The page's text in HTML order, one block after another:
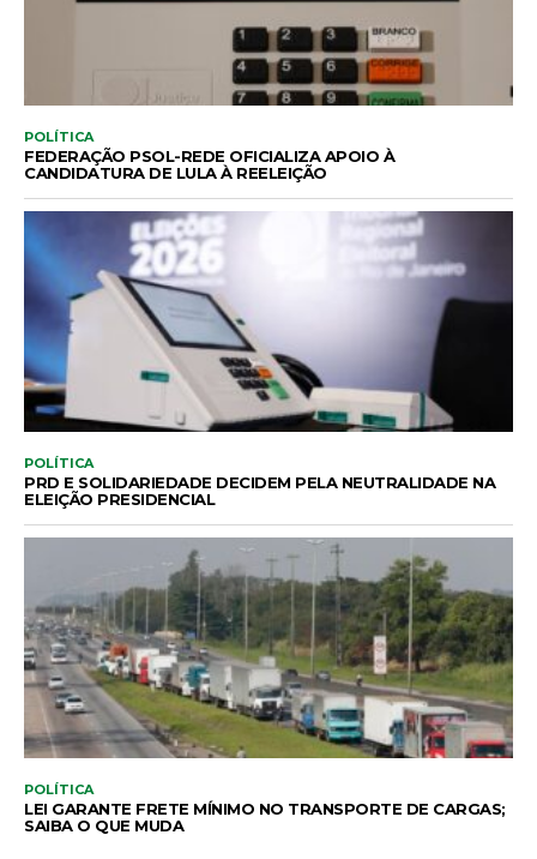
POLÍTICA
FEDERAÇÃO PSOL-REDE OFICIALIZA APOIO À
CANDIDATURA DE LULA À REELEIÇÃO
POLÍTICA
PRD E SOLIDARIEDADE DECIDEM PELA NEUTRALIDADE NA
ELEIÇÃO PRESIDENCIAL
POLÍTICA
LEI GARANTE FRETE MÍNIMO NO TRANSPORTE DE CARGAS;
SAIBA O QUE MUDA